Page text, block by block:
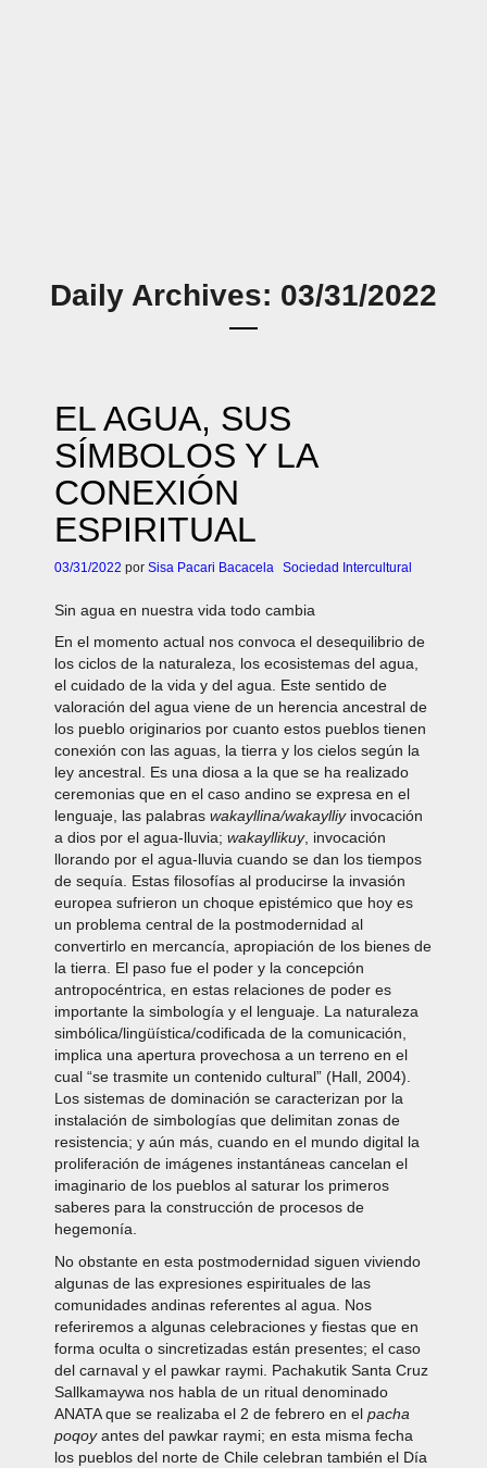
Daily Archives: 03/31/2022
EL AGUA, SUS
SÍMBOLOS Y LA
CONEXIÓN
ESPIRITUAL
03/31/2022 por Sisa Pacari Bacacela Sociedad Intercultural
Sin agua en nuestra vida todo cambia
En el momento actual nos convoca el desequilibrio de
los ciclos de la naturaleza, los ecosistemas del agua,
el cuidado de la vida y del agua. Este sentido de
valoración del agua viene de un herencia ancestral de
los pueblo originarios por cuanto estos pueblos tienen
conexión con las aguas, la tierra y los cielos según la
ley ancestral. Es una diosa a la que se ha realizado
ceremonias que en el caso andino se expresa en el
lenguaje, las palabras wakayllina/wakaylliyinvocación
a dios por el agua-lluvia; wakayllikuy, invocación
llorando por el agua-lluvia cuando se dan los tiempos
de sequía. Estas filosofías al producirse la invasión
europea sufrieron un choque epistémico que hoy es
un problema central de la postmodernidad al
convertirlo en mercancía, apropiación de los bienes de
la tierra. El paso fue el poder y la concepción
antropocéntrica, en estas relaciones de poder es
importante la simbología y el lenguaje. La naturaleza
simbólica/lingüística/codificada de la comunicación,
implica una apertura provechosa a un terreno en el
cual “se trasmite un contenido cultural” (Hall, 2004).
Los sistemas de dominación se caracterizan por la
instalación de simbologías que delimitan zonas de
resistencia; y aún más, cuando en el mundo digital la
proliferación de imágenes instantáneas cancelan el
imaginario de los pueblos al saturar los primeros
saberes para la construcción de procesos de
hegemonía.
No obstante en esta postmodernidad siguen viviendo
algunas de las expresiones espirituales de las
comunidades andinas referentes al agua. Nos
referiremos a algunas celebraciones y fiestas que en
forma oculta o sincretizadas están presentes; el caso
del carnaval y el pawkar raymi. Pachakutik Santa Cruz
Sallkamaywa nos habla de un ritual denominado
ANATA que se realizaba el 2 de febrero en el pacha
poqoyantes del pawkar raymi; en esta misma fecha
los pueblos del norte de Chile celebran también el Día